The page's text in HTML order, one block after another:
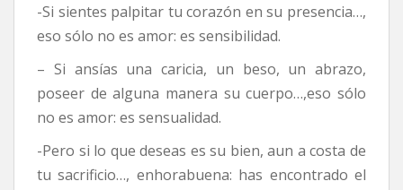
-Si sientes palpitar tu corazón en su presencia…,
eso sólo no es amor: es sensibilidad.
– Si ansías una caricia, un beso, un abrazo,
poseer de alguna manera su cuerpo…,eso sólo
no es amor: es sensualidad.
-Pero si lo que deseas es su bien, aun a costa de
tu sacrificio…, enhorabuena: has encontrado el